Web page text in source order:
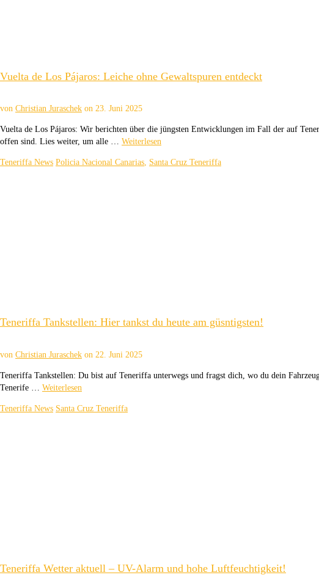
Vuelta de Los Pájaros: Leiche ohne Gewaltspuren entdeckt
von Christian Juraschek on 23. Juni 2025
Vuelta de Los Pájaros: Wir berichten über die jüngsten Entwicklungen im Fall der auf
offen sind. Lies weiter, um alle … Weiterlesen
Teneriffa News Policia Nacional Canarias, Santa Cruz Teneriffa
Teneriffa Tankstellen: Hier tankst du heute am güsntigsten!
von Christian Juraschek on 22. Juni 2025
Teneriffa Tankstellen: Du bist auf Teneriffa unterwegs und fragst dich, wo du dein
Tenerife … Weiterlesen
Teneriffa News Santa Cruz Teneriffa
Teneriffa Wetter aktuell – UV-Alarm und hohe Luftfeuchtigkeit!